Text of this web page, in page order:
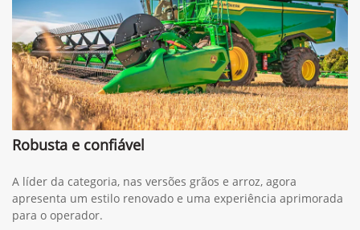
Robusta e confiável
A líder da categoria, nas versões grãos e arroz, agora
apresenta um estilo renovado e uma experiência aprimorada
para o operador.